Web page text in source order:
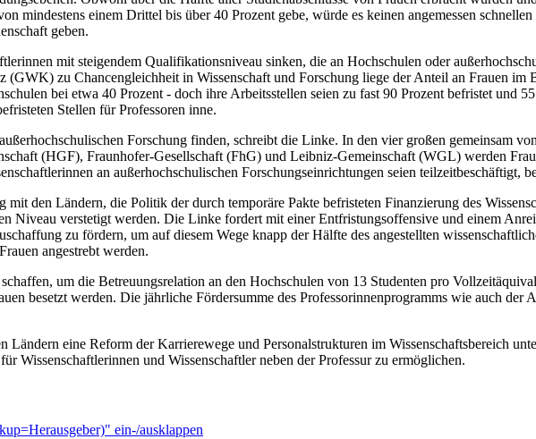
mindestens einem Drittel bis über 40 Prozent gebe, würde es keinen angemessen
geben.
mit steigendem Qualifikationsniveau sinken, die an Hochschulen oder
(GWK) zu Chancengleichheit in Wissenschaft und Forschung liege der Anteil an Frauen
bei etwa 40 Prozent - doch ihre Arbeitsstellen seien zu fast 90 Prozent befristet und
Stellen für Professoren inne.
Forschung finden, schreibt die Linke. In den vier großen gemeinsam
(HGF), Fraunhofer-Gesellschaft (FhG) und Leibniz-Gemeinschaft (WGL) werden
an außerhochschulischen Forschungseinrichtungen seien teilzeitbeschäftigt,
den Ländern, die Politik der durch temporäre Pakte befristeten Finanzierung des
Niveau verstetigt werden. Die Linke fordert mit einer Entfristungsoffensive und einem
zu fördern, um auf diesem Wege knapp der Hälfte des angestellten
angestrebt werden.
um die Betreuungsrelation an den Hochschulen von 13 Studenten pro
besetzt werden. Die jährliche Fördersumme des Professorinnenprogramms wie auch der
Ländern eine Reform der Karrierewege und Personalstrukturen im Wissenschaftsbereich
Wissenschaftlerinnen und Wissenschaftler neben der Professur zu ermöglichen.
ein-/ausklappen